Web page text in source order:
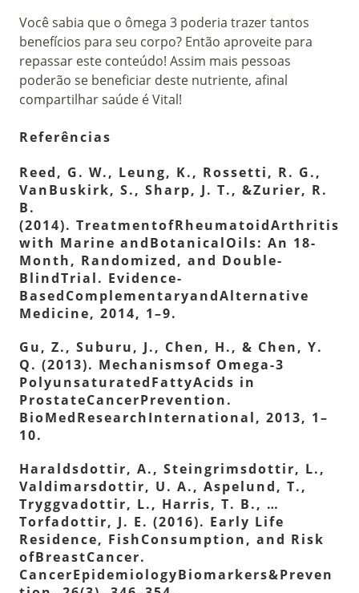
Você sabia que o ômega 3 poderia trazer tantos
benefícios para seu corpo? Então aproveite para
repassar este conteúdo! Assim mais pessoas
poderão se beneficiar deste nutriente, afinal
compartilhar saúde é Vital!
Referências
Reed, G. W., Leung, K., Rossetti, R. G.,
VanBuskirk, S., Sharp, J. T., &Zurier, R.
B.
(2014). TreatmentofRheumatoidArthritis
with Marine andBotanicalOils: An 18-
Month, Randomized, and Double-
BlindTrial. Evidence-
BasedComplementaryandAlternative
Medicine, 2014, 1–9.
Gu, Z., Suburu, J., Chen, H., & Chen, Y.
Q. (2013). Mechanismsof Omega-3
PolyunsaturatedFattyAcids in
ProstateCancerPrevention.
BioMedResearchInternational, 2013, 1–
10.
Haraldsdottir, A., Steingrimsdottir, L.,
Valdimarsdottir, U. A., Aspelund, T.,
Tryggvadottir, L., Harris, T. B., …
Torfadottir, J. E. (2016). Early Life
Residence, FishConsumption, and Risk
ofBreastCancer.
CancerEpidemiologyBiomarkers&Preven